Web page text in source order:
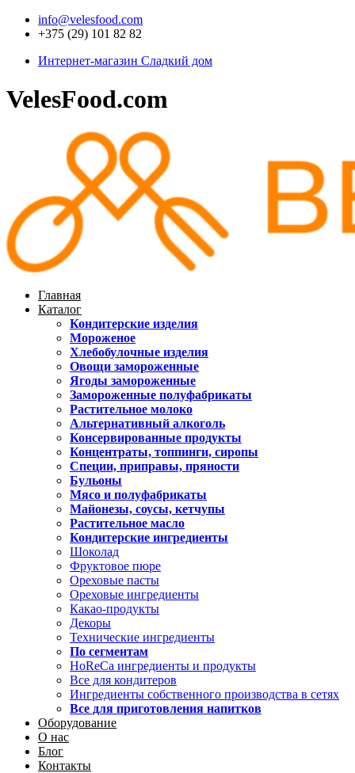
info@velesfood.com
+375 (29) 101 82 82
Интернет-магазин Сладкий дом
VelesFood.com
Главная
Каталог
Кондитерские изделия
Мороженое
Хлебобулочные изделия
Овощи замороженные
Ягоды замороженные
Замороженные полуфабрикаты
Растительное молоко
Альтернативный алкоголь
Консервированные продукты
Концентраты, топпинги, сиропы
Специи, приправы, пряности
Бульоны
Мясо и полуфабрикаты
Майонезы, соусы, кетчупы
Растительное масло
Кондитерские ингредиенты
Шоколад
Фруктовое пюре
Ореховые пасты
Ореховые ингредиенты
Какао-продукты
Декоры
Технические ингредиенты
По сегментам
HoReCa ингредиенты и продукты
Все для кондитеров
Ингредиенты собственного производства в сетях
Все для приготовления напитков
Оборудование
О нас
Блог
Контакты